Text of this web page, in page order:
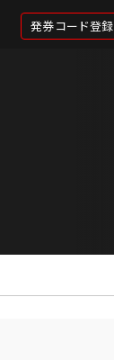
発券コード登録